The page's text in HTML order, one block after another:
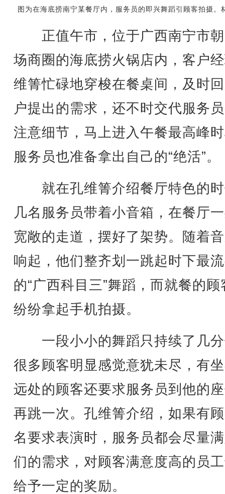
图为在海底捞南宁某餐厅内，服务员的即兴舞蹈引顾客拍摄。
正值午市，位于广西南宁市
场商圈的海底捞火锅店内，客户
维箐忙碌地穿梭在餐桌间，及时
户提出的需求，还不时交代服务
注意细节，马上进入午餐最高峰
服务员也准备拿出自己的“绝活”。
就在孔维箐介绍餐厅特色的
几名服务员带着小音箱，在餐厅
宽敞的走道，摆好了架势。随着
响起，他们整齐划一跳起时下最
的“广西科目三”舞蹈，而就餐的顾
纷纷拿起手机拍摄。
一段小小的舞蹈只持续了几
很多顾客明显感觉意犹未尽，有
远处的顾客还要求服务员到他的
再跳一次。孔维箐介绍，如果有
名要求表演时，服务员都会尽量
们的需求，对顾客满意度高的员
给予一定的奖励。